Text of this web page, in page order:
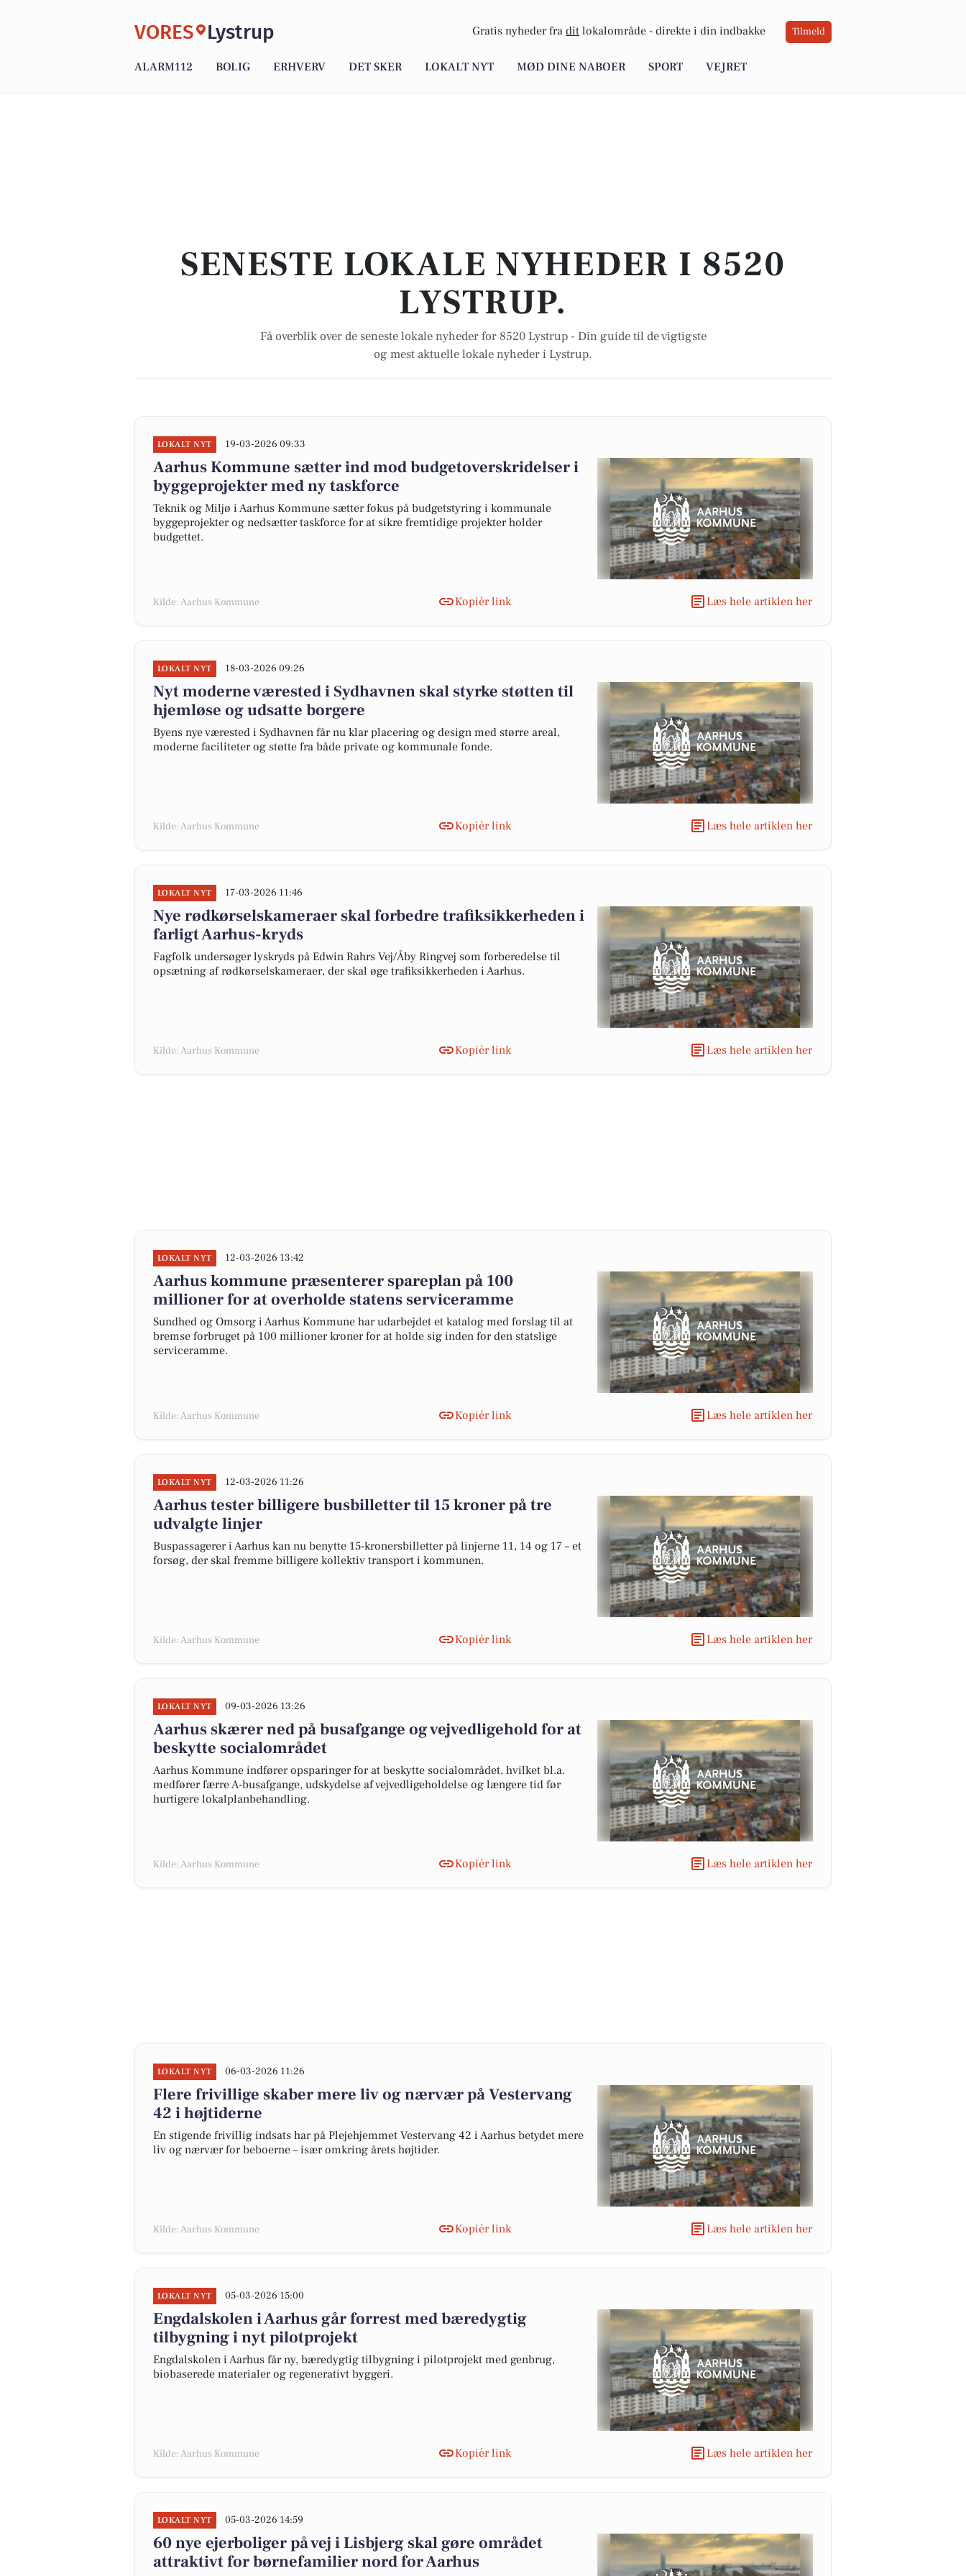
VORES Lystrup Gratis nyheder fra dit lokalområde - direkte i din indbakke Tilmeld
ALARM112 BOLIG ERHVERV DET SKER LOKALT NYT MØD DINE NABOER SPORT VEJRET
SENESTE LOKALE NYHEDER I 8520
LYSTRUP.
Få overblik over de seneste lokale nyheder for 8520 Lystrup - Din guide til de vigtigste
og mest aktuelle lokale nyheder i Lystrup.
LOKALT NYT 19-03-2026 09:33
Aarhus Kommune sætter ind mod budgetoverskridelser i
byggeprojekter med ny taskforce
Teknik og Miljø i Aarhus Kommune sætter fokus på budgetstyring i kommunale
byggeprojekter og nedsætter taskforce for at sikre fremtidige projekter holder
budgettet.
Kilde: Aarhus Kommune Kopiér link Læs hele artiklen her
LOKALT NYT 18-03-2026 09:26
Nyt moderne værested i Sydhavnen skal styrke støtten til
hjemløse og udsatte borgere
Byens nye værested i Sydhavnen får nu klar placering og design med større areal,
moderne faciliteter og støtte fra både private og kommunale fonde.
Kilde: Aarhus Kommune Kopiér link Læs hele artiklen her
LOKALT NYT 17-03-2026 11:46
Nye rødkørselskameraer skal forbedre trafiksikkerheden i
farligt Aarhus-kryds
Fagfolk undersøger lyskryds på Edwin Rahrs Vej/Åby Ringvej som forberedelse til
opsætning af rødkørselskameraer, der skal øge trafiksikkerheden i Aarhus.
Kilde: Aarhus Kommune Kopiér link Læs hele artiklen her
LOKALT NYT 12-03-2026 13:42
Aarhus kommune præsenterer spareplan på 100
millioner for at overholde statens serviceramme
Sundhed og Omsorg i Aarhus Kommune har udarbejdet et katalog med forslag til at
bremse forbruget på 100 millioner kroner for at holde sig inden for den statslige
serviceramme.
Kilde: Aarhus Kommune Kopiér link Læs hele artiklen her
LOKALT NYT 12-03-2026 11:26
Aarhus tester billigere busbilletter til 15 kroner på tre
udvalgte linjer
Buspassagerer i Aarhus kan nu benytte 15-kronersbilletter på linjerne 11, 14 og 17 – et
forsøg, der skal fremme billigere kollektiv transport i kommunen.
Kilde: Aarhus Kommune Kopiér link Læs hele artiklen her
LOKALT NYT 09-03-2026 13:26
Aarhus skærer ned på busafgange og vejvedligehold for at
beskytte socialområdet
Aarhus Kommune indfører opsparinger for at beskytte socialområdet, hvilket bl.a.
medfører færre A-busafgange, udskydelse af vejvedligeholdelse og længere tid før
hurtigere lokalplanbehandling.
Kilde: Aarhus Kommune Kopiér link Læs hele artiklen her
LOKALT NYT 06-03-2026 11:26
Flere frivillige skaber mere liv og nærvær på Vestervang
42 i højtiderne
En stigende frivillig indsats har på Plejehjemmet Vestervang 42 i Aarhus betydet mere
liv og nærvær for beboerne – især omkring årets højtider.
Kilde: Aarhus Kommune Kopiér link Læs hele artiklen her
LOKALT NYT 05-03-2026 15:00
Engdalskolen i Aarhus går forrest med bæredygtig
tilbygning i nyt pilotprojekt
Engdalskolen i Aarhus får ny, bæredygtig tilbygning i pilotprojekt med genbrug,
biobaserede materialer og regenerativt byggeri.
Kilde: Aarhus Kommune Kopiér link Læs hele artiklen her
LOKALT NYT 05-03-2026 14:59
60 nye ejerboliger på vej i Lisbjerg skal gøre området
attraktivt for børnefamilier nord for Aarhus